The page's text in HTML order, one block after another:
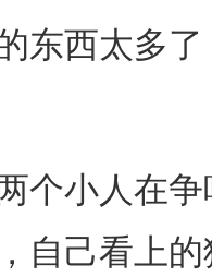
西太多了
小人在争
自己看上